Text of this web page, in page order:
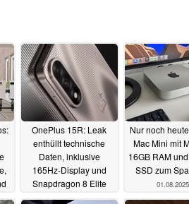
OnePlus 15R: Leak
enthüllt technische
Daten, inklusive
165Hz-Display und
Snapdragon 8 Elite
04.08.2025
Nur noch
Mac Mini mit
16GB RAM
SSD zum
01.08.2025